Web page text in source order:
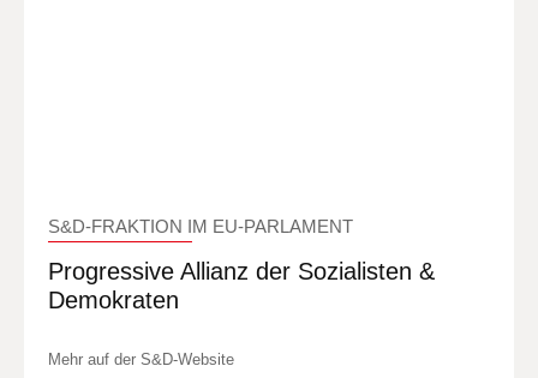
S&D-FRAKTION IM EU-PARLAMENT
Progressive Allianz der Sozialisten &
Demokraten
Mehr auf der S&D-Website